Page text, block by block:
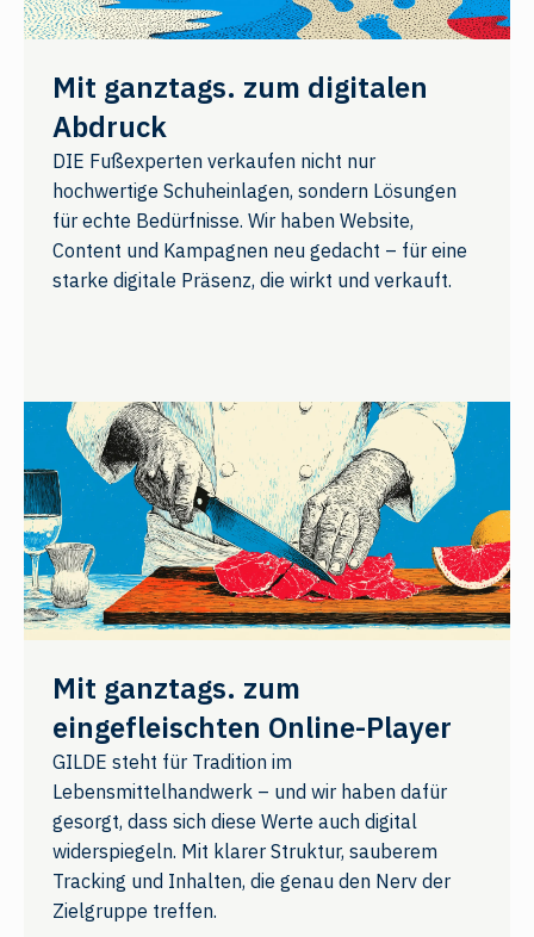
Mit ganztags. zum digitalen
Abdruck
DIE Fußexperten verkaufen nicht nur
hochwertige Schuheinlagen, sondern Lösungen
für echte Bedürfnisse. Wir haben Website,
Content und Kampagnen neu gedacht – für eine
starke digitale Präsenz, die wirkt und verkauft.
Mit ganztags. zum
eingefleischten Online-Player
GILDE steht für Tradition im
Lebensmittelhandwerk – und wir haben dafür
gesorgt, dass sich diese Werte auch digital
widerspiegeln. Mit klarer Struktur, sauberem
Tracking und Inhalten, die genau den Nerv der
Zielgruppe treffen.